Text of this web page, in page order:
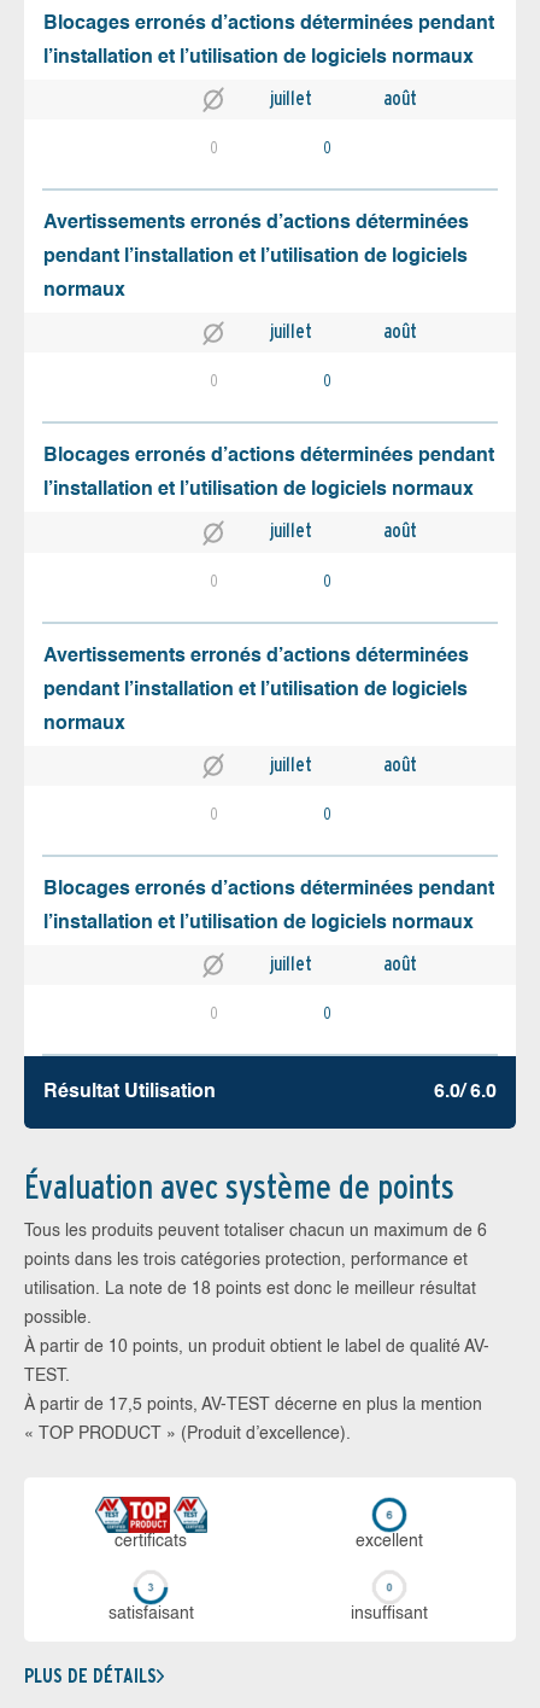
Blocages erronés d’actions déterminées pendant
l’installation et l’utilisation de logiciels normaux
juillet août
0 0
Avertissements erronés d’actions déterminées
pendant l’installation et l’utilisation de logiciels
normaux
juillet août
0 0
Blocages erronés d’actions déterminées pendant
l’installation et l’utilisation de logiciels normaux
juillet août
0 0
Avertissements erronés d’actions déterminées
pendant l’installation et l’utilisation de logiciels
normaux
juillet août
0 0
Blocages erronés d’actions déterminées pendant
l’installation et l’utilisation de logiciels normaux
juillet août
0 0
Résultat Utilisation 6.0/ 6.0
Évaluation avec système de points
Tous les produits peuvent totaliser chacun un maximum de 6
points dans les trois catégories protection, performance et
utilisation. La note de 18 points est donc le meilleur résultat
possible.
À partir de 10 points, un produit obtient le label de qualité AV-
TEST.
À partir de 17,5 points, AV-TEST décerne en plus la mention
« TOP PRODUCT » (Produit d’excellence).
certi­ficats ex­cellent
sa­tis­fai­sant in­suf­fi­sant
PLUS DE DÉTAILS